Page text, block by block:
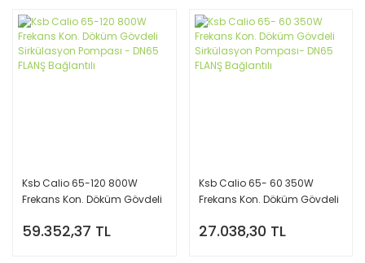
Ksb Calio 65-120 800W
Frekans Kon. Döküm Gövdeli
FLANŞ Bağlantılı
59.352,37 TL
Ksb Calio 65- 60 350W
Frekans Kon. Döküm Gövdeli
FLANŞ Bağlantılı
27.038,30 TL